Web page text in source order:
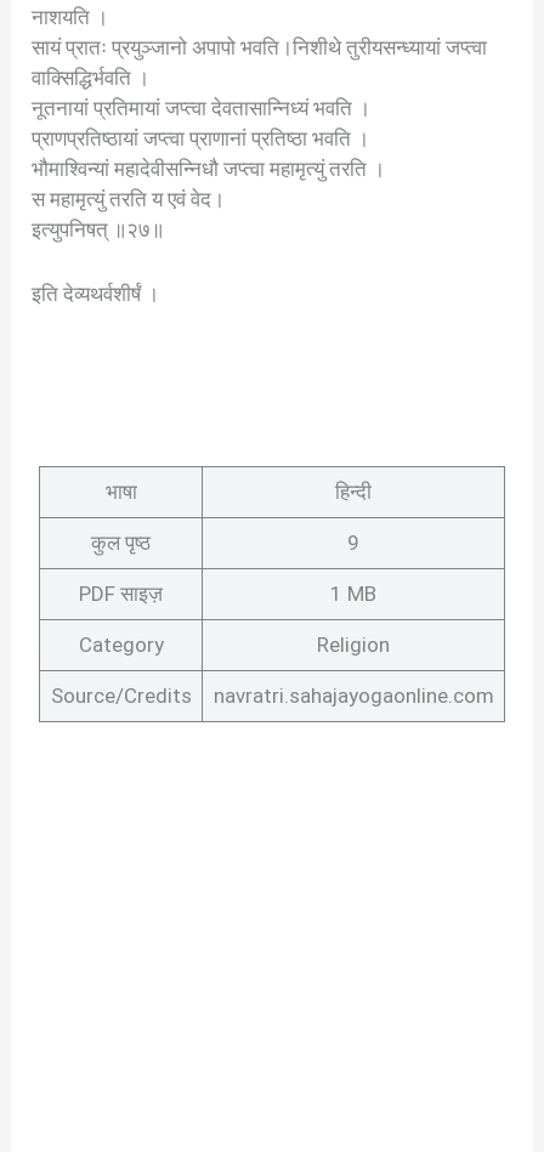
नाशयति ।
सायं प्रातः प्रयुञ्जानो अपापो भवति।निशीथे तुरीयसन्ध्यायां जप्त्वा
वाक्सिद्धिर्भवति ।
नूतनायां प्रतिमायां जप्त्वा देवतासान्निध्यं भवति ।
प्राणप्रतिष्ठायां जप्त्वा प्राणानां प्रतिष्ठा भवति ।
भौमाश्विन्यां महादेवीसन्निधौ जप्त्वा महामृत्युं तरति ।
स महामृत्युं तरति य एवं वेद।
इत्युपनिषत् ॥२७॥
इति देव्यथर्वशीर्षं ।
भाषा हिन्दी
कुल पृष्ठ 9
PDF साइज़ 1 MB
Category Religion
Source/Credits navratri.sahajayogaonline.com